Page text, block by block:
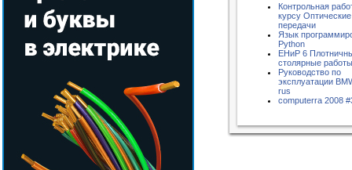
Контрольная
курсу
передачи
Язык
Python
ЕНиР 6
столярные работы
Руководство по
эксплуатации
rus
computerra 2008